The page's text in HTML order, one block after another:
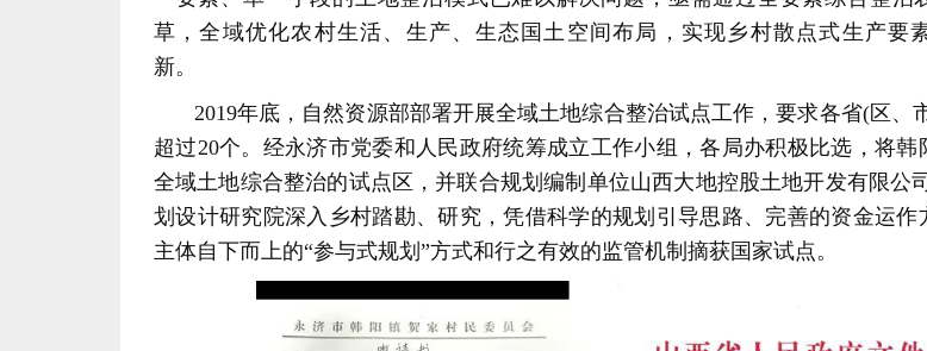
新。
全域土地综合整治的试点区，并联合规划编制单位山西大地控股土地开发有限公司
主体自下而上的“参与式规划”方式和行之有效的监管机制摘获国家试点。